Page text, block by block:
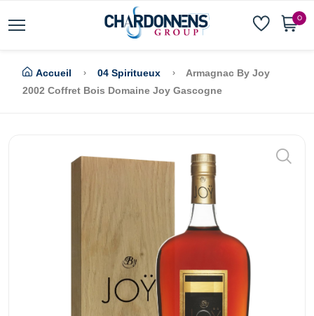
0
Accueil 04 Spiritueux
Armagnac By Joy
2002 Coffret Bois Domaine Joy Gascogne